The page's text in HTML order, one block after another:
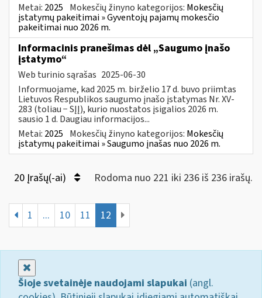
Metai: 2025 Mokesčių žinyno kategorijos: Mokesčių
įstatymų pakeitimai » Gyventojų pajamų mokesčio
pakeitimai nuo 2026 m.
Informacinis pranešimas dėl „Saugumo įnašo
įstatymo“
Web turinio sąrašas 2025-06-30
Informuojame, kad 2025 m. birželio 17 d. buvo priimtas
Lietuvos Respublikos saugumo įnašo įstatymas Nr. XV-
283 (toliau − SĮĮ), kurio nuostatos įsigalios 2026 m.
sausio 1 d. Daugiau informacijos...
Metai: 2025 Mokesčių žinyno kategorijos: Mokesčių
įstatymų pakeitimai » Saugumo įnašas nuo 2026 m.
20 Įrašų(-ai) Rodoma nuo 221 iki 236 iš 236 irašų.
1 ... 10 11 12
Šioje svetainėje naudojami slapukai (angl.